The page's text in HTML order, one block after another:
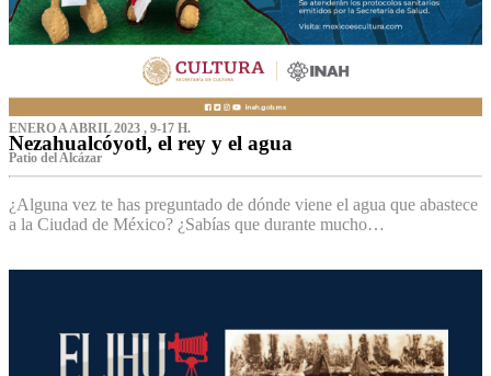
ENERO A ABRIL 2023 , 9-17 H.
Nezahualcóyotl, el rey y el agua
Patio del Alcázar
¿Alguna vez te has preguntado de dónde viene el agua que abastece
a la Ciudad de México? ¿Sabías que durante mucho…